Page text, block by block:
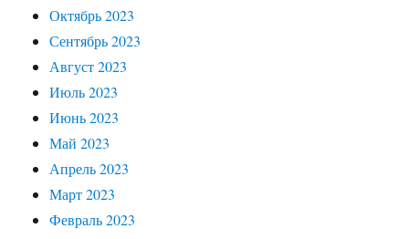
Октябрь 2023
Сентябрь 2023
Август 2023
Июль 2023
Июнь 2023
Май 2023
Апрель 2023
Март 2023
Февраль 2023